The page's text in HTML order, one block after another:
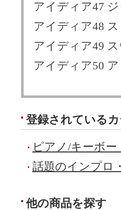
アイディア47
アイディア48
アイディア49
アイディア50
登録されている
ピアノ/キーボ
話題のインプロ
他の商品を探す